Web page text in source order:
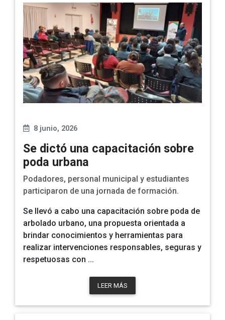
8 junio, 2026
Se dictó una capacitación sobre
poda urbana
Podadores, personal municipal y estudiantes
participaron de una jornada de formación.
Se llevó a cabo una capacitación sobre poda de
arbolado urbano, una propuesta orientada a
brindar conocimientos y herramientas para
realizar intervenciones responsables, seguras y
respetuosas con ...
LEER MÁS